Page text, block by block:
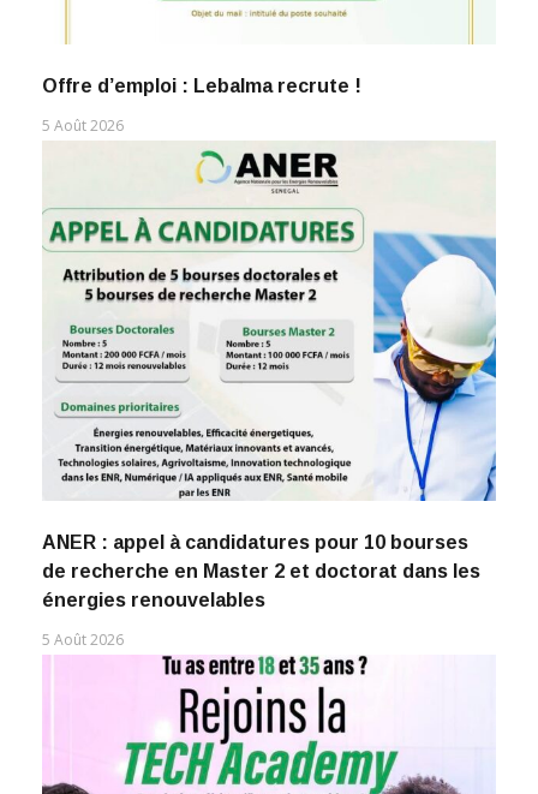
Offre d’emploi : Lebalma recrute !
5 Août 2026
ANER : appel à candidatures pour 10 bourses
de recherche en Master 2 et doctorat dans les
énergies renouvelables
5 Août 2026